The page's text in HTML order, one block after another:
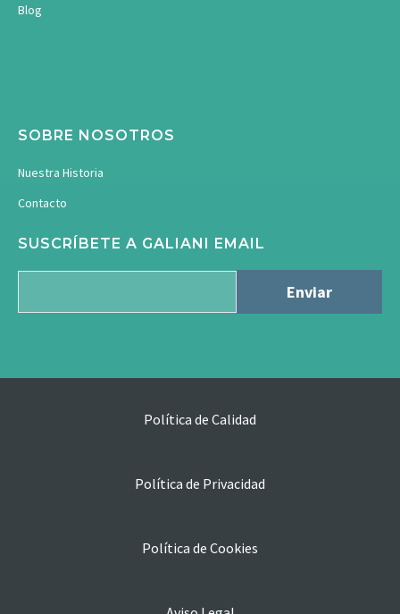
Blog
SOBRE NOSOTROS
Nuestra Historia
Contacto
SUSCRÍBETE A GALIANI EMAIL
Política de Calidad
Política de Privacidad
Política de Cookies